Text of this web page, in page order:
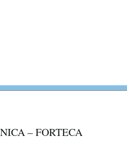
– FORTECA